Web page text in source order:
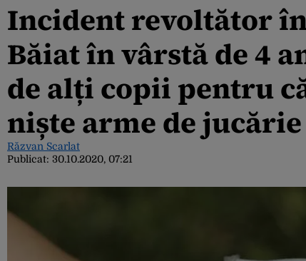
Incident revoltător
Băiat în vârstă de 4
de alți copii pentru
niște arme de
Răzvan Scarlat
Publicat: 30.10.2020, 07:21